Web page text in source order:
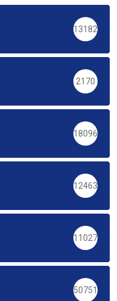
13182
2170
18096
12463
11027
50751